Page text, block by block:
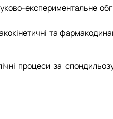
експериментальне
та
процеси за